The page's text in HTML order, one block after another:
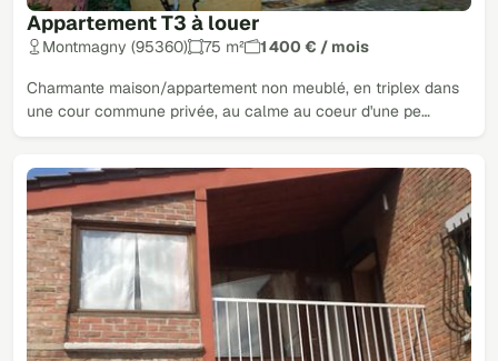
Appartement T3 à louer
Montmagny (95360) 75 m² 1 400 € / mois
Charmante maison/appartement non meublé, en triplex dans
une cour commune privée, au calme au coeur d'une pe…